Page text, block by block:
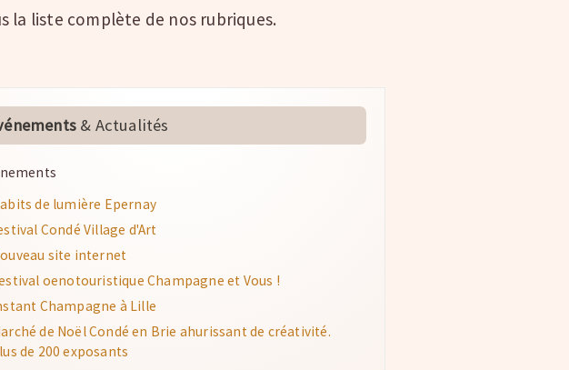
la liste complète de nos rubriques.
& Actualités
de lumière Epernay
Condé Village d'Art
site internet
oenotouristique Champagne et Vous !
Champagne à Lille
de Noël Condé en Brie ahurissant de créativité.
de 200 exposants